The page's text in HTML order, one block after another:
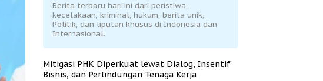
Berita terbaru hari ini dari peristiwa,
kecelakaan, kriminal, hukum, berita unik,
Politik, dan liputan khusus di Indonesia dan
Internasional.
Mitigasi PHK Diperkuat lewat Dialog, Insentif
Bisnis, dan Perlindungan Tenaga Kerja